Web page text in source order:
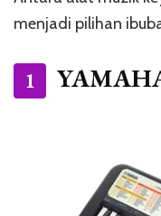
menjadi pilihan
1